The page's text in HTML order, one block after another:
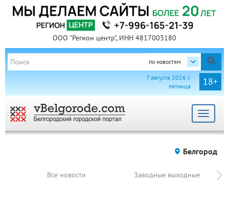
ООО "Регион центр", ИНН 4817003180
по новостям
18+
7 августа 2026 г.
пятница
Toggle
Белгород
Все новости Заводные выходные